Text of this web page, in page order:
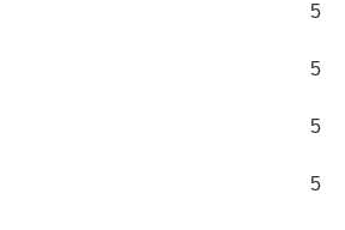
5
5
5
5